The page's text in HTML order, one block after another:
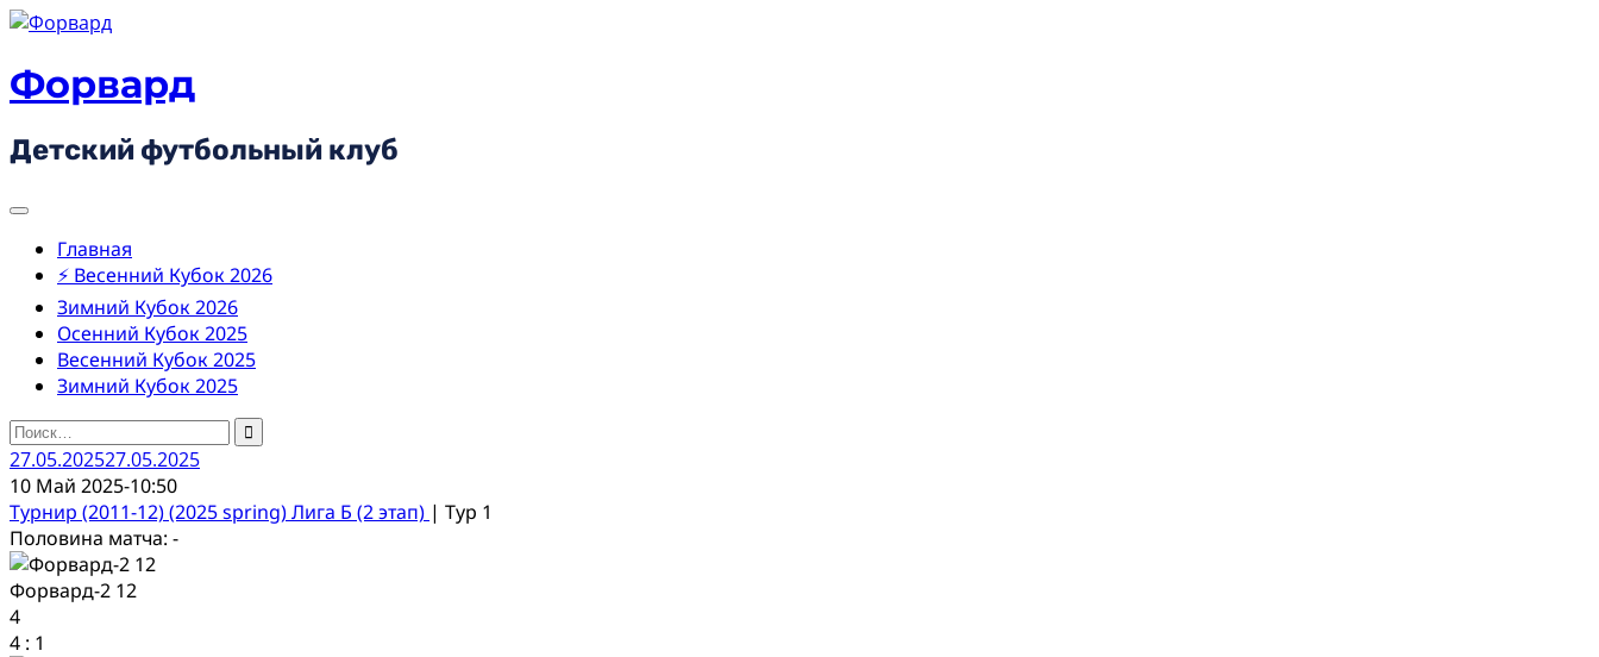
Skip
content
Форвард
Детский футбольный клуб
Главная
⚡ Весенний Кубок 2026
Зимний Кубок 2026
Осенний Кубок 2025
Весенний Кубок 2025
Зимний Кубок 2025
Найти:
27.05.202527.05.2025
10 Май 2025-10:50
Турнир (2011-12) (2025 spring) Лига Б (2 этап) | Тур 1
Половина матча: -
Форвард-2 12
4
4 : 1